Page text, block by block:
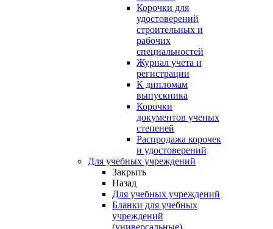
Корочки для
удостоверений
строительных и
рабочих
специальностей
Журнал учета и
регистрации
К дипломам
выпускника
Корочки
документов ученых
степеней
Распродажа корочек
и удостоверений
Для учебных учреждений
Закрыть
Назад
Для учебных учреждений
Бланки для учебных
учреждений
(универсальные)